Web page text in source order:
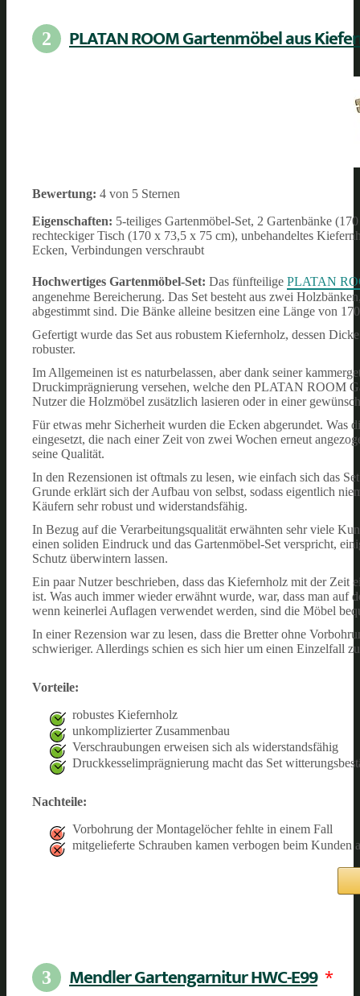
2 PLATAN ROOM Gartenmöbel aus
Bewertung: 4 von 5 Sternen
Eigenschaften: 5-teiliges Gartenmöbel-Set, 2 Gartenbänke
rechteckiger Tisch (170 x 73,5 x 75 cm), unbehandeltes
Ecken, Verbindungen verschraubt
Hochwertiges Gartenmöbel-Set: Das fünfteilige PLATAN
angenehme Bereicherung. Das Set besteht aus zwei
abgestimmt sind. Die Bänke alleine besitzen eine Länge von
Gefertigt wurde das Set aus robustem Kiefernholz, dessen
robuster.
Im Allgemeinen ist es naturbelassen, aber dank seiner
Druckimprägnierung versehen, welche den PLATAN ROOM
Nutzer die Holzmöbel zusätzlich lasieren oder in einer
Für etwas mehr Sicherheit wurden die Ecken abgerundet. Was
eingesetzt, die nach einer Zeit von zwei Wochen erneut
seine Qualität.
In den Rezensionen ist oftmals zu lesen, wie einfach sich das
Grunde erklärt sich der Aufbau von selbst, sodass eigentlich
Käufern sehr robust und widerstandsfähig.
In Bezug auf die Verarbeitungsqualität erwähnten sehr viele
einen soliden Eindruck und das Gartenmöbel-Set verspricht,
Schutz überwintern lassen.
Ein paar Nutzer beschrieben, dass das Kiefernholz mit der
ist. Was auch immer wieder erwähnt wurde, war, dass man
wenn keinerlei Auflagen verwendet werden, sind die Möbel
In einer Rezension war zu lesen, dass die Bretter ohne
schwieriger. Allerdings schien es sich hier um einen Einzelfall
Vorteile:
robustes Kiefernholz
unkomplizierter Zusammenbau
Verschraubungen erweisen sich als widerstandsfähig
Druckkesselimprägnierung macht das Set
Nachteile:
Vorbohrung der Montagelöcher fehlte in einem Fall
mitgelieferte Schrauben kamen verbogen beim Kunden
3 Mendler Gartengarnitur HWC-E99 *